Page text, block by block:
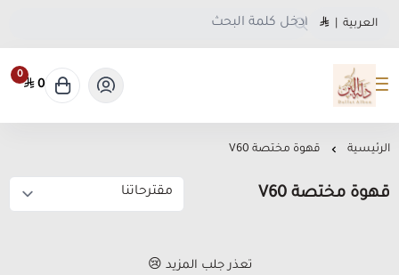
العربية
متجر دلة البن
0
0
الرئيسية قهوة مختصة V60
قهوة مختصة V60
تعذر جلب المزيد 😢